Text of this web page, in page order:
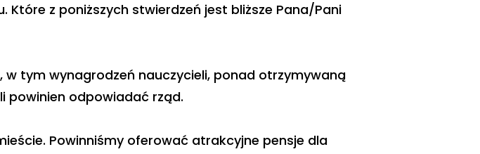
z poniższych stwierdzeń jest bliższe Pana/Pani
tym wynagrodzeń nauczycieli, ponad otrzymywaną
powinien odpowiadać rząd.
Powinniśmy oferować atrakcyjne pensje dla